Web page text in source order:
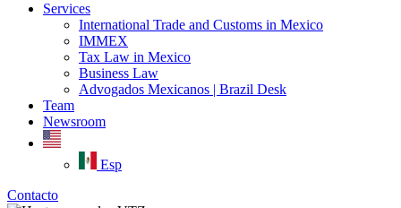
Services
International Trade and Customs in Mexico
IMMEX
Tax Law in Mexico
Business Law
Advogados Mexicanos | Brazil Desk
Team
Newsroom
Esp
Contacto